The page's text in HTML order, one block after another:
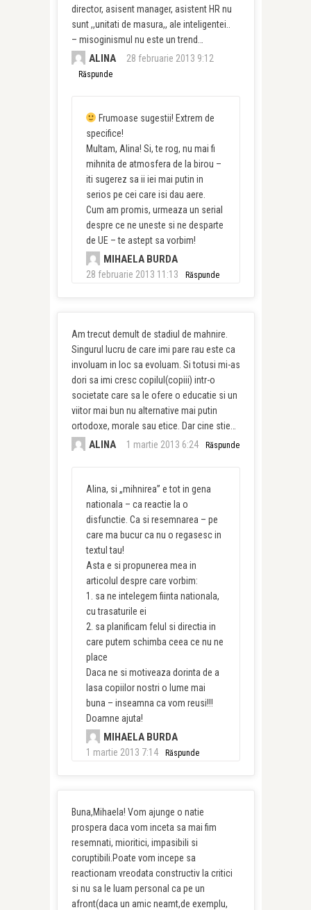
director, asisent manager, asistent HR nu
sunt ,,unitati de masura,, ale inteligentei..
– misoginismul nu este un trend…
ALINA 28 februarie 2013 9:12
Răspunde
Frumoase sugestii! Extrem de
specifice!
Multam, Alina! Si, te rog, nu mai fi
mihnita de atmosfera de la birou –
iti sugerez sa ii iei mai putin in
serios pe cei care isi dau aere.
Cum am promis, urmeaza un serial
despre ce ne uneste si ne desparte
de UE – te astept sa vorbim!
MIHAELA BURDA
28 februarie 2013 11:13 Răspunde
Am trecut demult de stadiul de mahnire.
Singurul lucru de care imi pare rau este ca
involuam in loc sa evoluam. Si totusi mi-as
dori sa imi cresc copilul(copiii) intr-o
societate care sa le ofere o educatie si un
viitor mai bun nu alternative mai putin
ortodoxe, morale sau etice. Dar cine stie…
ALINA 1 martie 2013 6:24 Răspunde
Alina, si „mihnirea” e tot in gena
nationala – ca reactie la o
disfunctie. Ca si resemnarea – pe
care ma bucur ca nu o regasesc in
textul tau!
Asta e si propunerea mea in
articolul despre care vorbim:
1. sa ne intelegem fiinta nationala,
cu trasaturile ei
2. sa planificam felul si directia in
care putem schimba ceea ce nu ne
place
Daca ne si motiveaza dorinta de a
lasa copiilor nostri o lume mai
buna – inseamna ca vom reusi!!!
Doamne ajuta!
MIHAELA BURDA
1 martie 2013 7:14 Răspunde
Buna,Mihaela! Vom ajunge o natie
prospera daca vom inceta sa mai fim
resemnati, mioritici, impasibili si
coruptibili.Poate vom incepe sa
reactionam vreodata constructiv la critici
si nu sa le luam personal ca pe un
afront(daca un amic neamt,de exemplu,